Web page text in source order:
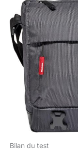
Bilan du test